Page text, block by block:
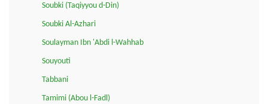
Soubki (Taqiyyou d-Din)
Soubki Al-Azhari
Soulayman Ibn 'Abdi l-Wahhab
Souyouti
Tabbani
Tamimi (Abou l-Fadl)